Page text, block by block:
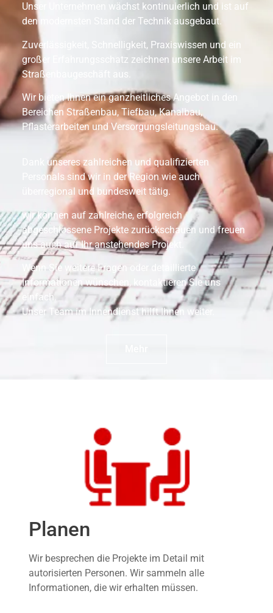
Unser Unternehmen wächst kontinuierlich und ist auf
den modernsten Stand der Technik ausgebaut.
Zuverlässigkeit, Schnelligkeit, Praxiswissen und ein
großer Erfahrungsschatz zeichnen unsere Arbeit im
Straßenbaugeschäft aus.
Wir bieten Ihnen ein ganzheitliches Angebot in den
Bereichen Straßenbau, Tiefbau, Kanalbau,
Pflasterarbeiten und Versorgungsleitungsbau.
Dank unseres zahlreichen und qualifizierten
Personals sind wir in der Region wie auch
überregional und bundesweit tätig.
wir können auf zahlreiche, erfolgreich
abgeschlossene Projekte zurückschauen und freuen
uns auch auf Ihr anstehendes Projekt.
Wenn Sie weitere Fragen oder detaillierte
Informationen wünschen, kontaktieren Sie uns
einfach.
Unser Team im Innendienst hilft Ihnen weiter.
Planen
Wir besprechen die Projekte im Detail mit
autorisierten Personen. Wir sammeln alle
Informationen, die wir erhalten müssen.